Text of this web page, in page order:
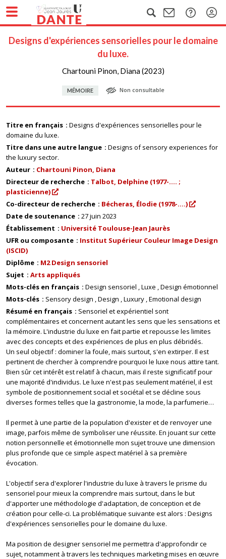
Designs d'expériences sensorielles pour le domaine
du luxe.
Chartouni Pinon, Diana (2023)
MÉMOIRE Non consultable
Titre en français
Designs d'expériences sensorielles pour le
domaine du luxe.
Titre dans une autre langue
Designs of sensory experiences for
the luxury sector.
Auteur
Chartouni Pinon, Diana
Directeur de recherche
Talbot, Delphine (1977-.... ;
plasticienne)
Co-directeur de recherche
Bécheras, Élodie (1978-....)
Date de soutenance
27 juin 2023
Établissement
Université Toulouse-Jean Jaurès
UFR ou composante
Institut Supérieur Couleur Image Design
(ISCID)
Diplôme
M2 Design sensoriel
Sujet
Arts appliqués
Mots-clés en français
Design sensoriel Luxe Design émotionnel
Mots-clés
Sensory design Design Luxury Emotional design
Résumé en français
Sensoriel et expérientiel sont
complémentaires et concernent autant les sens que les sensations et
la mémoire. L'industrie du luxe en fait partie et repousse les limites
avec des concepts et des expériences de plus en plus débridés.
Un seul objectif : dominer la foule, mais surtout, s'en extirper. Il est
pertinent de chercher à comprendre pourquoi le luxe nous attire tant.
Bien sûr cet intérêt est relatif à chacun, mais il reste significatif pour
une majorité d'individus. Le luxe n'est pas seulement matériel, il est
symbole de positionnement social et sociétal et se décline sous
diverses formes telles que la gastronomie, la mode, la parfumerie…
Il permet à une partie de la population d'exister et de renvoyer une
image, parfois même de symboliser une réussite. En jouant sur cette
notion personnelle et émotionnelle mon sujet trouve une dimension
plus profonde que ce simple aspect matériel à sa première
évocation.
L'objectif sera d'explorer l'industrie du luxe à travers le prisme du
sensoriel pour mieux la comprendre mais surtout, dans le but
d'apporter une méthodologie d'adaptation, de conception et de
création pour celle-ci. La problématique suivante est alors : Designs
d'expériences sensorielles pour le domaine du luxe.
Ma position de designer sensoriel me permettra d'approfondir ce
sujet, notamment à travers les techniques marketing mises en œuvre